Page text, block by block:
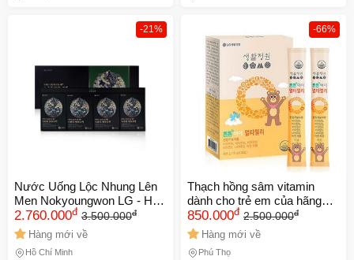
-21%
Nước Uống Lộc Nhung Lên
Men Nokyoungwon LG - Hỗ
Trợ Miễn Dịch, Làm Đẹp Da,
70ml x40 Gói Thảo Mộc Tự
Nhiên
2.760.000đ 3.500.000đ
Hàng mới về
Hồ Chí Minh
-66%
Thạch hồng sâm vitamin
dành cho trẻ em của hãng
LG Hàn Quốc
850.000đ 2.500.000đ
Hàng mới về
Phú Thọ